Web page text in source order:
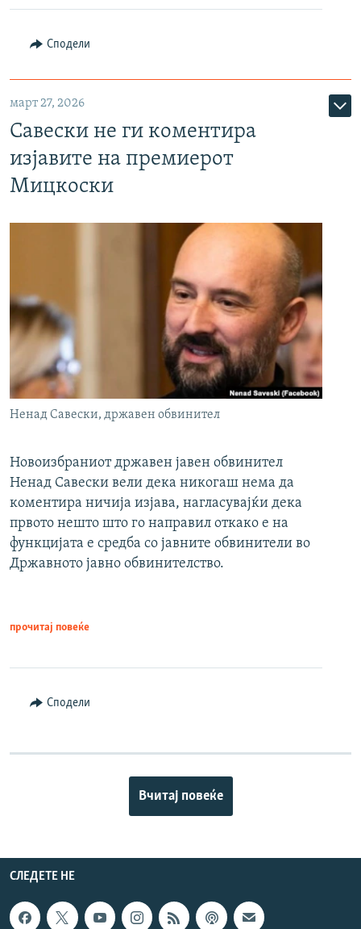
Сподели
март 27, 2026
Савески не ги коментира
изјавите на премиерот
Мицкоски
Ненад Савески, државен обвинител
Новоизбраниот државен јавен обвинител
Ненад Савески вели дека никогаш нема да
коментира ничија изјава, нагласувајќи дека
првото нешто што го направил откако е на
функцијата е средба со јавните обвинители во
Државното јавно обвинителство.
прочитај повеќе
Сподели
Вчитај повеќе
СЛЕДЕТЕ НЕ